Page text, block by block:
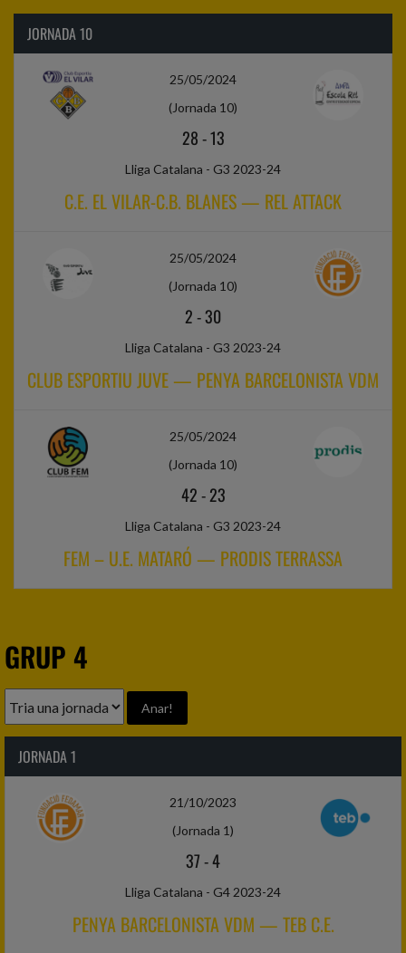
JORNADA 10
25/05/2024
(Jornada 10)
28-13
Lliga Catalana - G3 2023-24
C.E. EL VILAR-C.B. BLANES — REL ATTACK
25/05/2024
(Jornada 10)
2-30
Lliga Catalana - G3 2023-24
CLUB ESPORTIU JUVE — PENYA BARCELONISTA VDM
25/05/2024
(Jornada 10)
42-23
Lliga Catalana - G3 2023-24
FEM – U.E. MATARÓ — PRODIS TERRASSA
GRUP 4
JORNADA 1
21/10/2023
(Jornada 1)
37-4
Lliga Catalana - G4 2023-24
PENYA BARCELONISTA VDM — TEB C.E.